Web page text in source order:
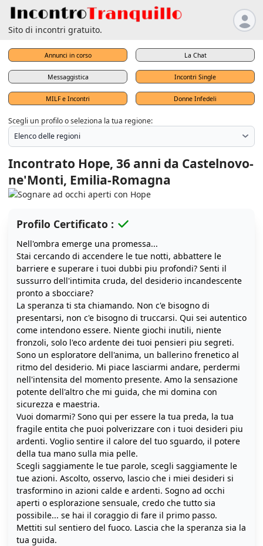
Sito di incontri gratuito.
Annunci in corso La Chat
Messaggistica Incontri Single
MILF e Incontri Donne Infedeli
Scegli un profilo o seleziona la tua regione:
Incontrato Hope, 36 anni da Castelnovo-
ne'Monti, Emilia-Romagna
Profilo Certificato :
Nell'ombra emerge una promessa...
Stai cercando di accendere le tue notti, abbattere le
barriere e superare i tuoi dubbi piu profondi? Senti il
sussurro dell'intimita cruda, del desiderio incandescente
pronto a sbocciare?
La speranza ti sta chiamando. Non c'e bisogno di
presentarsi, non c'e bisogno di truccarsi. Qui sei autentico
come intendono essere. Niente giochi inutili, niente
fronzoli, solo l'eco ardente dei tuoi pensieri piu segreti.
Sono un esploratore dell'anima, un ballerino frenetico al
ritmo del desiderio. Mi piace lasciarmi andare, perdermi
nell'intensita del momento presente. Amo la sensazione
potente dell'altro che mi guida, che mi domina con
sicurezza e maestria.
Vuoi domarmi? Sono qui per essere la tua preda, la tua
fragile entita che puoi polverizzare con i tuoi desideri piu
ardenti. Voglio sentire il calore del tuo sguardo, il potere
della tua mano sulla mia pelle.
Scegli saggiamente le tue parole, scegli saggiamente le
tue azioni. Ascolto, osservo, lascio che i miei desideri si
trasformino in azioni calde e ardenti. Sogno ad occhi
aperti o esplorazione sensuale, credo che tutto sia
possibile... se hai il coraggio di fare il primo passo.
Mettiti sul sentiero del fuoco. Lascia che la speranza sia la
tua guida.